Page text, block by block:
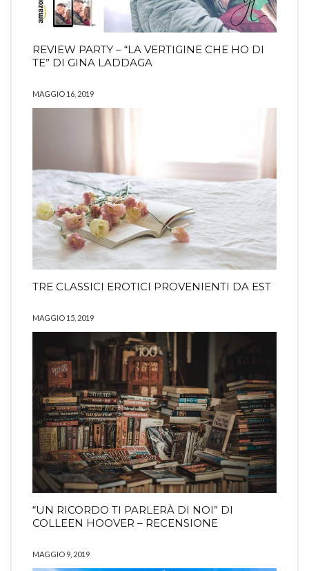
REVIEW PARTY – “LA VERTIGINE CHE HO DI
TE” DI GINA LADDAGA
MAGGIO 16, 2019
TRE CLASSICI EROTICI PROVENIENTI DA EST
MAGGIO 15, 2019
“UN RICORDO TI PARLERÀ DI NOI” DI
COLLEEN HOOVER – RECENSIONE
MAGGIO 9, 2019